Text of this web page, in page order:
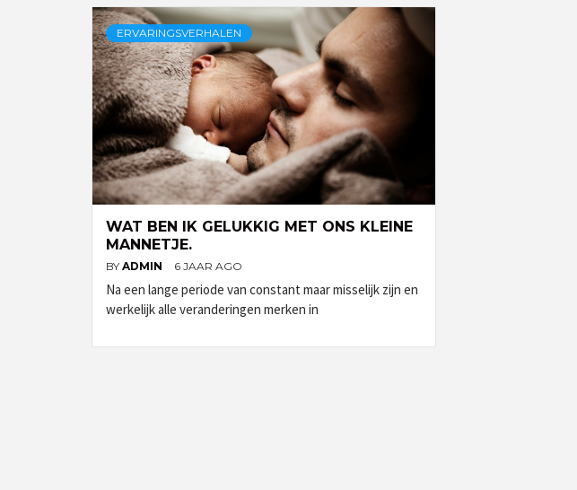
ERVARINGSVERHALEN
WAT BEN IK GELUKKIG MET ONS KLEINE
MANNETJE.
BY ADMIN 6 JAAR AGO
Na een lange periode van constant maar misselijk zijn en
werkelijk alle veranderingen merken in